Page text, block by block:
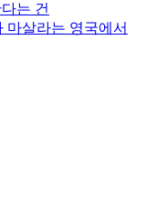
는 건
마살라는 영국에서